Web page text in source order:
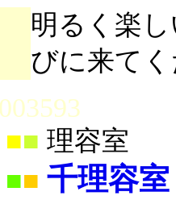
明るく楽
びに来てく
■ 理容室
■■ 千理容室